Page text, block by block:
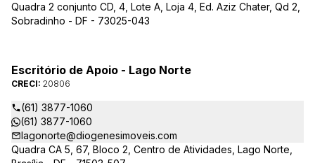
Quadra 2 conjunto CD, 4, Lote A, Loja 4, Ed. Aziz Chater, Qd 2,
Sobradinho - DF - 73025-043
Escritório de Apoio - Lago Norte
CRECI: 20806
(61) 3877-1060
(61) 3877-1060
lagonorte@diogenesimoveis.com
Quadra CA 5, 67, Bloco 2, Centro de Atividades, Lago Norte,